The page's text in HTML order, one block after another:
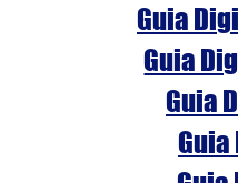
Guia
Guia
Guia
Guia